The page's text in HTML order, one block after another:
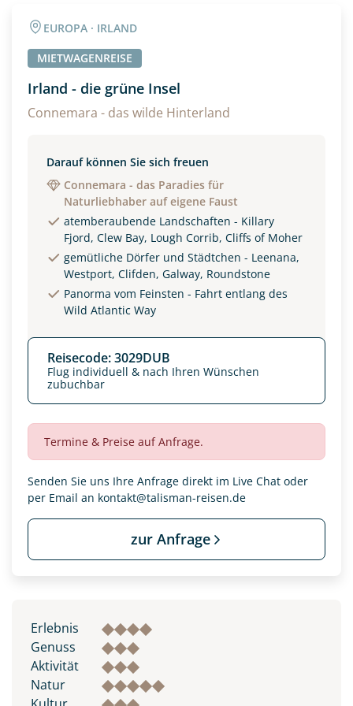
EUROPA · IRLAND
MIETWAGENREISE
Irland - die grüne Insel
Connemara - das wilde Hinterland
Darauf können Sie sich freuen
Connemara - das Paradies für
Naturliebhaber auf eigene Faust
atemberaubende Landschaften - Killary
Fjord, Clew Bay, Lough Corrib, Cliffs of Moher
gemütliche Dörfer und Städtchen - Leenana,
Westport, Clifden, Galway, Roundstone
Panorma vom Feinsten - Fahrt entlang des
Wild Atlantic Way
Reisecode: 3029DUB
Flug individuell & nach Ihren Wünschen
zubuchbar
Termine & Preise auf Anfrage.
Senden Sie uns Ihre Anfrage direkt im Live Chat oder
per Email an kontakt@talisman-reisen.de
zur Anfrage
Erlebnis
Genuss
Aktivität
Natur
Alter
Unterkunft
EZ Familienzimmer
Reisebeginn
Option 2
Weitere Informationen
geschickt. Mit Absenden des Formulars, erklären Sie, dass
Sie dieDatenschutzerklärung
Kenntnis genommen und akzeptiert haben.